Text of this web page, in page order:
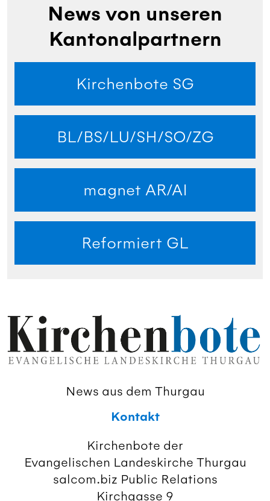
News von unseren
Kantonalpartnern
Kirchenbote SG
BL/BS/LU/SH/SO/ZG
magnet AR/AI
Reformiert GL
News aus dem Thurgau
Kontakt
Kirchenbote der
Evangelischen Landeskirche Thurgau
salcom.biz Public Relations
Kirchgasse 9